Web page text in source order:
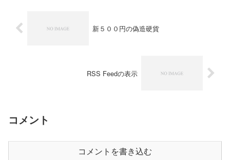
新５００円の偽造硬貨
RSS Feedの表示
コメント
コメントを書き込む